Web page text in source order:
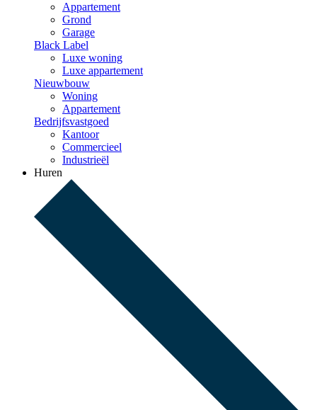
Appartement
Grond
Garage
Black Label
Luxe woning
Luxe appartement
Nieuwbouw
Woning
Appartement
Bedrijfsvastgoed
Kantoor
Commercieel
Industrieël
Huren